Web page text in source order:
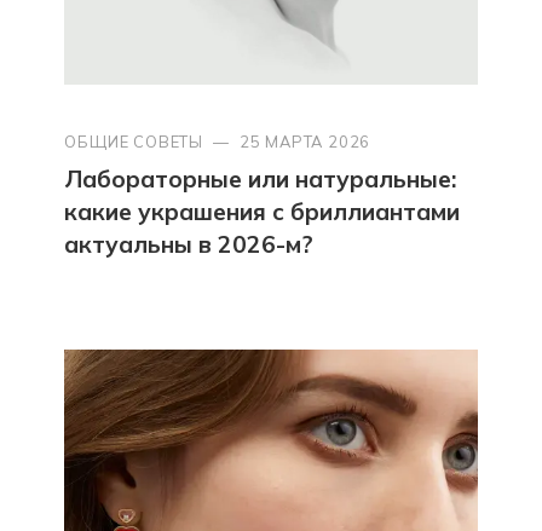
ОБЩИЕ СОВЕТЫ — 25 МАРТА 2026
Лабораторные или натуральные:
какие украшения с бриллиантами
актуальны в 2026-м?